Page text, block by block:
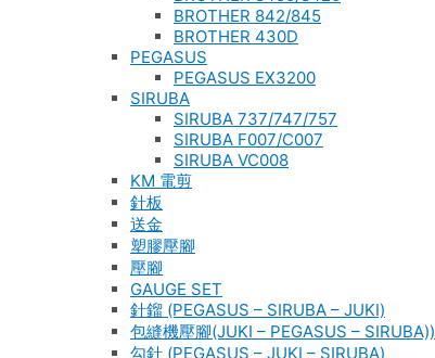
BROTHER 842/845
BROTHER 430D
PEGASUS
PEGASUS EX3200
SIRUBA
SIRUBA 737/747/757
SIRUBA F007/C007
SIRUBA VC008
KM 電剪
針板
送金
塑膠壓腳
壓腳
GAUGE SET
針鎦 (PEGASUS – SIRUBA – JUKI)
包縫機壓腳(JUKI – PEGASUS – SIRUBA))
勾針 (PEGASUS – JUKI – SIRUBA)